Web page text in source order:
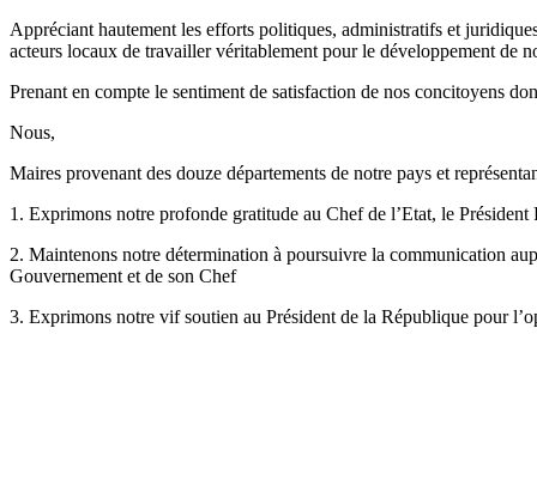
Appréciant hautement les efforts politiques, administratifs et
acteurs locaux de travailler véritablement pour le développement de
Prenant en compte le sentiment de satisfaction de nos concitoyens
Nous,
Maires provenant des douze départements de notre pays et
1. Exprimons notre profonde gratitude au Chef de l’Etat, le
2. Maintenons notre détermination à poursuivre la communication
Gouvernement et de son Chef
3. Exprimons notre vif soutien au Président de la République pour